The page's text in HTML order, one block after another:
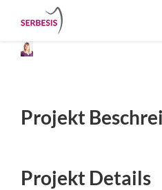
Inhalt
View
Projekt
Projekt Details